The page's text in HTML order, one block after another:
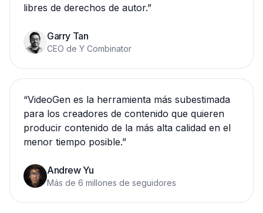
libres de derechos de autor.”
Garry Tan
CEO de Y Combinator
“VideoGen es la herramienta más subestimada
para los creadores de contenido que quieren
producir contenido de la más alta calidad en el
menor tiempo posible.”
Andrew Yu
Más de 6 millones de seguidores